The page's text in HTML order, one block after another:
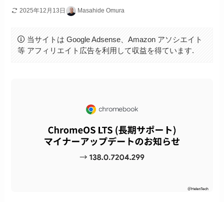
2025年12月13日 Masahide Omura
当サイトは Google Adsense、Amazon アソシエイト
等 アフィリエイト広告を利用して収益を得ています.